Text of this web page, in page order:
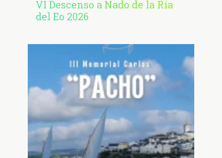
VI Descenso a Nado de la Ría
del Eo 2026